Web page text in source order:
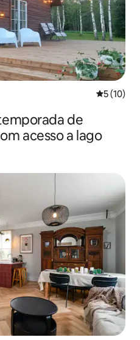
5 de uma
5 (10)
de
acesso a lago
hóspedes